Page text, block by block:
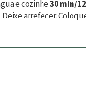
e cozinhe30 min/
. Deixe arrefecer.